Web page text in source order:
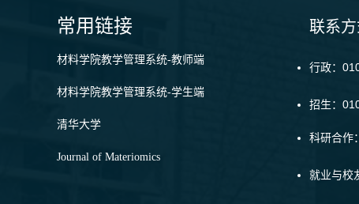
常用链接
材料学院教学管理系统-教师端
材料学院教学管理系统-学生端
清华大学
Journal of Materiomics
联系
行政：
招生：
科研合作
就业与校